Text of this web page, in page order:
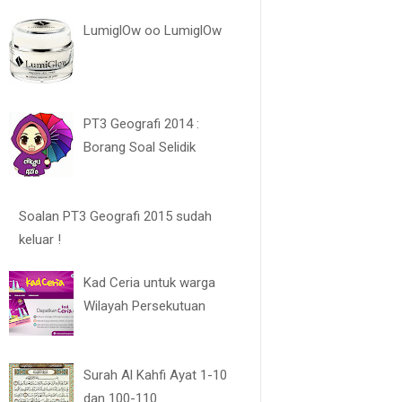
LumiglOw oo LumiglOw
PT3 Geografi 2014 :
Borang Soal Selidik
Soalan PT3 Geografi 2015 sudah
keluar !
Kad Ceria untuk warga
Wilayah Persekutuan
Surah Al Kahfi Ayat 1-10
dan 100-110